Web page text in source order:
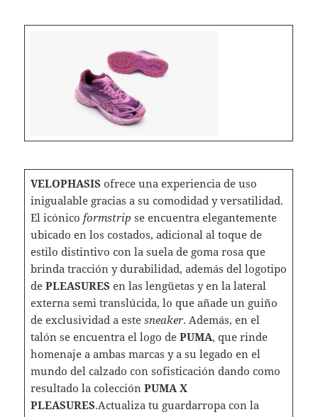
VELOPHASIS ofrece una experiencia de uso
inigualable gracias a su comodidad y versatilidad.
El icónico formstrip se encuentra elegantemente
ubicado en los costados, adicional al toque de
estilo distintivo con la suela de goma rosa que
brinda tracción y durabilidad, además del logotipo
de PLEASURES en las lengüetas y en la lateral
externa semi translúcida, lo que añade un guiño
de exclusividad a este sneaker. Además, en el
talón se encuentra el logo de PUMA, que rinde
homenaje a ambas marcas y a su legado en el
mundo del calzado con sofisticación dando como
resultado la colección PUMA X
PLEASURES.Actualiza tu guardarropa con la